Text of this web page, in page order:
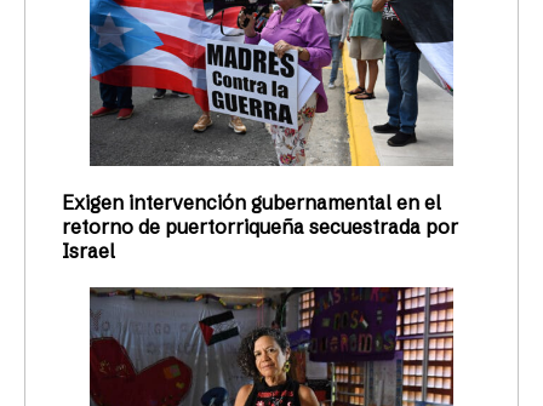
Exigen intervención gubernamental en el
retorno de puertorriqueña secuestrada por
Israel